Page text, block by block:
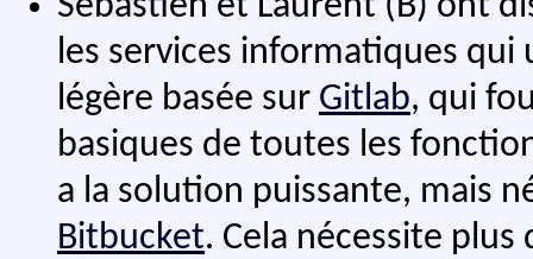
les services informatiques
légère basée sur Gitlab, qui
basiques de toutes les
a la solution puissante, mais
Bitbucket. Cela nécessite